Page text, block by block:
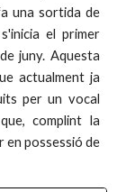
una sortida de
el primer
juny. Aquesta
actualment ja
per un vocal
complint la
en possessió de